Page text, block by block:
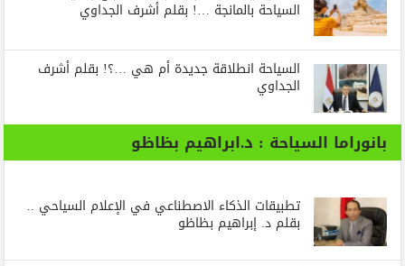
السياحة بالمانجة …! بقلم أشرف الجداوي
السياحة انطلاقة جديدة أم هي …؟! بقلم أشرف
الجداوي
بانوراما السياحة : د.ابراهيم بظاظو
تطبيقات الذكاء الاصطناعي في الإعلام السياحي ..
بقلم د. إبراهيم بظاظو